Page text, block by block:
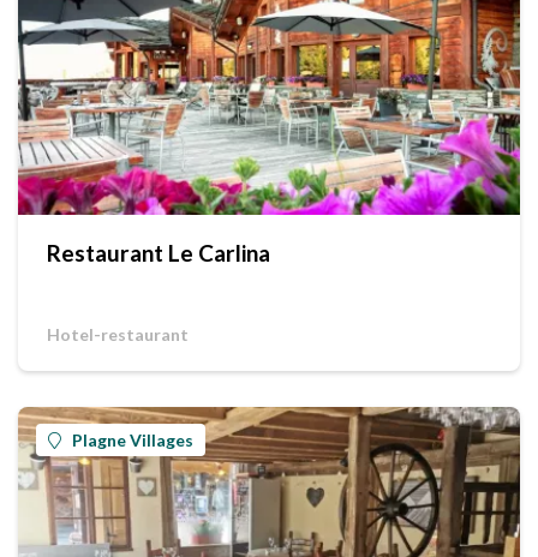
Restaurant Le Carlina
Hotel-restaurant
Plagne Villages